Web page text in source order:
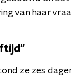
van haar
ze zes